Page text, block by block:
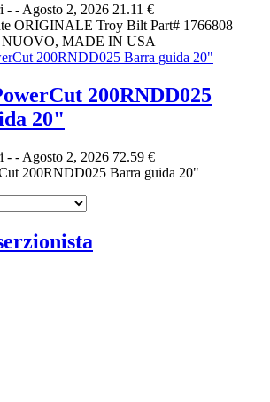
- - Agosto 2, 2026 21.11 €
ORIGINALE Troy Bilt Part# 1766808
NUOVO, MADE IN USA
200RNDD025
20"
- - Agosto 2, 2026 72.59 €
200RNDD025 Barra guida 20"